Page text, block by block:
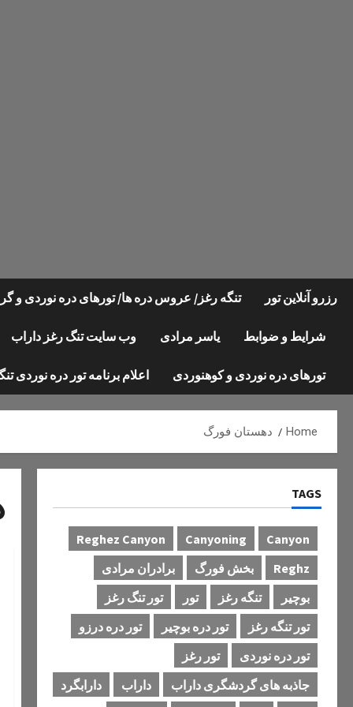
رزرو آنلاین تور تنگه رغز/ عروس دره ها/ تورهای دره نوردی و
شرایط و ضوابط یاسر مرادی وب سایت تنگ رغز داراب
تورهای دره نوردی و کوهنوردی اعلام برنامه تور دره نوردی
Home دهستان فورگ
TAGS
Canyon
Canyoning
Reghez Canyon
Reghz
بخش فورگ
برادران مرادی
بوچیر
تنگه رغز تور
تور تنگ رغز
تور تنگه رغز
تور دره بوچیر
تور دره درزو
تور دره نوردی
تور رغز
جاذبه های گردشگری داراب
داراب
دارابگرد